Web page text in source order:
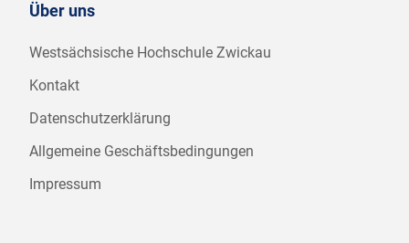
Über uns
Westsächsische Hochschule Zwickau
Kontakt
Datenschutzerklärung
Allgemeine Geschäftsbedingungen
Impressum